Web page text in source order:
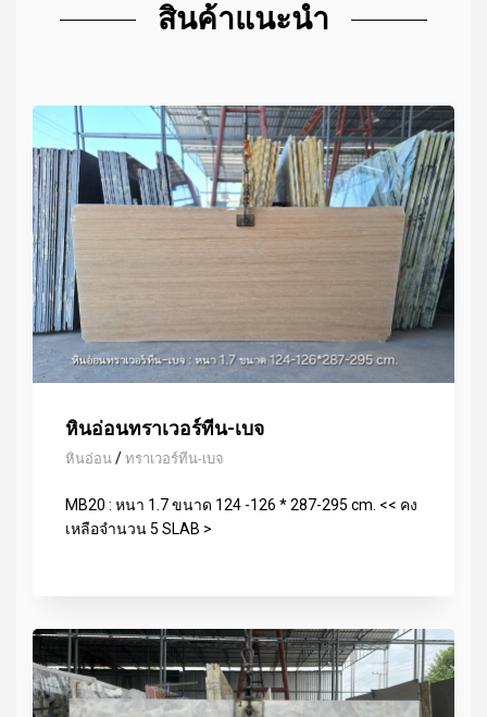
สินค้าแนะนำ
หินอ่อนทราเวอร์ทีน-เบจ
หินอ่อน / ทราเวอร์ทีน-เบจ
MB20 : หนา 1.7 ขนาด 124 -126 * 287-295 cm. << คง
เหลือจำนวน 5 SLAB >